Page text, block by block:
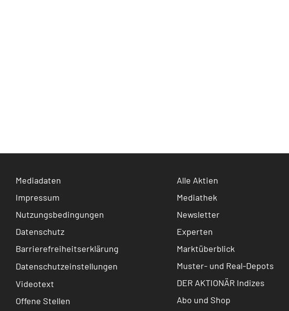
Mediadaten
Impressum
Nutzungsbedingungen
Datenschutz
Barrierefreiheitserklärung
Datenschutzeinstellungen
Videotext
Offene Stellen
Alle Aktien
Mediathek
Newsletter
Experten
Marktüberblick
Muster- und Real-Depots
DER AKTIONÄR Indizes
Abo und Shop